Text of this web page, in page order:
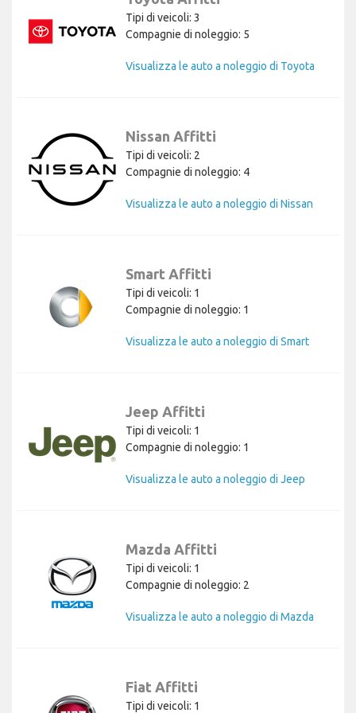
Tipi di veicoli: 3
Compagnie di noleggio: 5
Visualizza le auto a noleggio di Toyota
Nissan Affitti
Tipi di veicoli: 2
Compagnie di noleggio: 4
Visualizza le auto a noleggio di Nissan
Smart Affitti
Tipi di veicoli: 1
Compagnie di noleggio: 1
Visualizza le auto a noleggio di Smart
Jeep Affitti
Tipi di veicoli: 1
Compagnie di noleggio: 1
Visualizza le auto a noleggio di Jeep
Mazda Affitti
Tipi di veicoli: 1
Compagnie di noleggio: 2
Visualizza le auto a noleggio di Mazda
Fiat Affitti
Tipi di veicoli: 1